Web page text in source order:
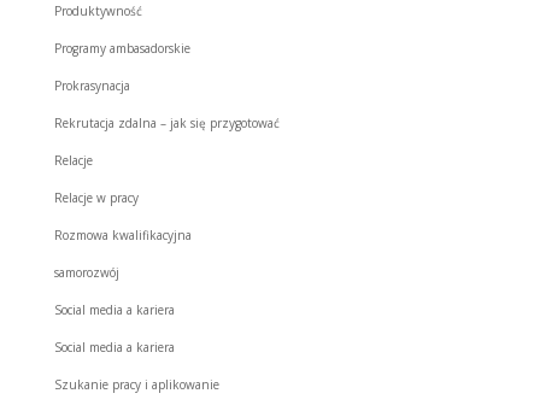
Produktywność
Programy ambasadorskie
Prokrasynacja
Rekrutacja zdalna – jak się przygotować
Relacje
Relacje w pracy
Rozmowa kwalifikacyjna
samorozwój
Social media a kariera
Social media a kariera
Szukanie pracy i aplikowanie